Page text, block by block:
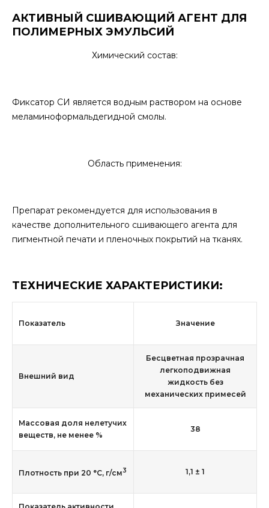
АКТИВНЫЙ СШИВАЮЩИЙ АГЕНТ ДЛЯ
ПОЛИМЕРНЫХ ЭМУЛЬСИЙ
Химический состав:
Фиксатор СИ является водным раствором на основе
меламиноформальдегидной смолы.
Область применения:
Препарат рекомендуется для использования в
качестве дополнительного сшивающего агента для
пигментной печати и пленочных покрытий на тканях.
ТЕХНИЧЕСКИЕ ХАРАКТЕРИСТИКИ:
Показатель Значение
Внешний вид
Бесцветная прозрачная
легкоподвижная
жидкость без
механических примесей
Массовая доля нелетучих
веществ, не менее %
38
Плотность при 20 °С, г/см3 1,1 ± 1